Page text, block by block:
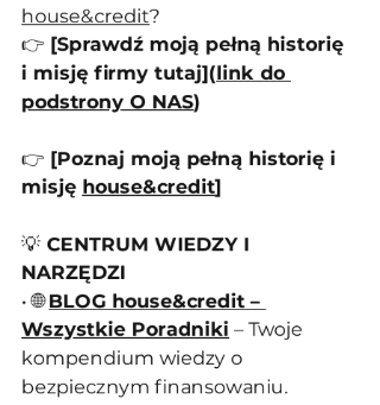
house&credit?
👉 [Sprawdź moją pełną historię
i misję firmy tutaj](link do
podstrony O NAS)
👉 [Poznaj moją pełną historię i
misję house&credit]
💡 CENTRUM WIEDZY I
NARZĘDZI
• 🌐 BLOG house&credit –
Wszystkie Poradniki – Twoje
kompendium wiedzy o
bezpiecznym finansowaniu.